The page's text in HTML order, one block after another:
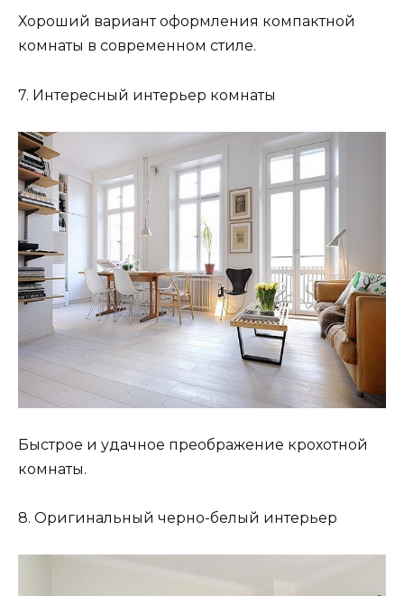
Хороший вариант оформления компактной
комнаты в современном стиле.
7. Интересный интерьер комнаты
Быстрое и удачное преображение крохотной
комнаты.
8. Оригинальный черно-белый интерьер